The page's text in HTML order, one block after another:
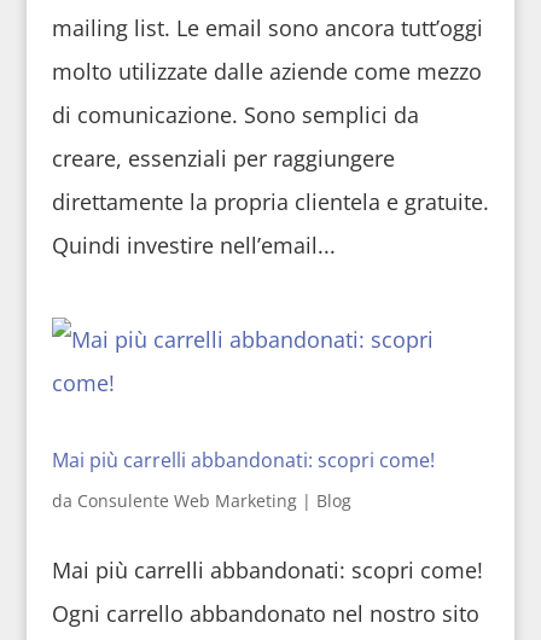
mailing list. Le email sono ancora tutt’oggi
molto utilizzate dalle aziende come mezzo
di comunicazione. Sono semplici da
creare, essenziali per raggiungere
direttamente la propria clientela e gratuite.
Quindi investire nell’email...
Mai più carrelli abbandonati: scopri come!
da Consulente Web Marketing| Blog
Mai più carrelli abbandonati: scopri come!
Ogni carrello abbandonato nel nostro sito